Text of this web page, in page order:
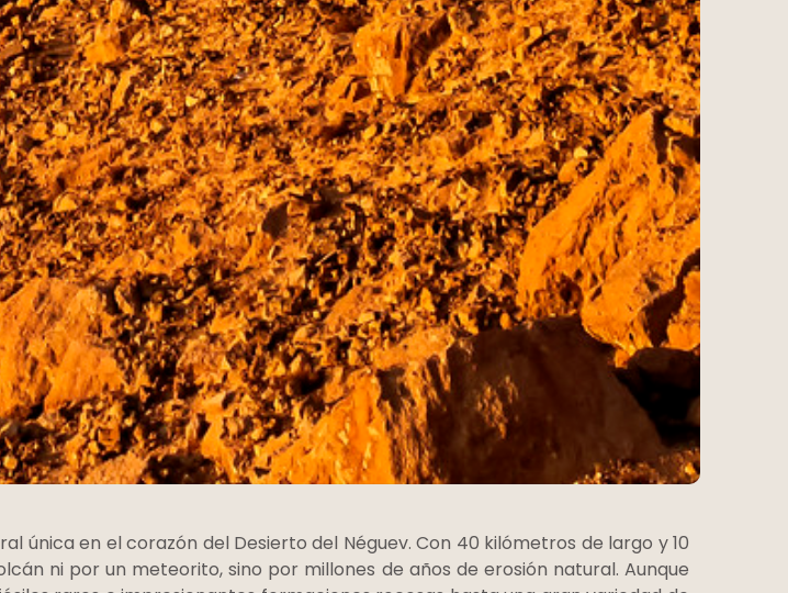
única en el corazón del Desierto del Néguev. Con 40 kilómetros de largo y 10
ni por un meteorito, sino por millones de años de erosión natural. Aunque